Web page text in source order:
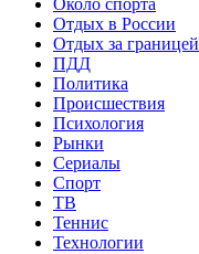
Около спорта
Отдых в России
Отдых за границей
ПДД
Политика
Происшествия
Психология
Рынки
Сериалы
Спорт
ТВ
Теннис
Технологии